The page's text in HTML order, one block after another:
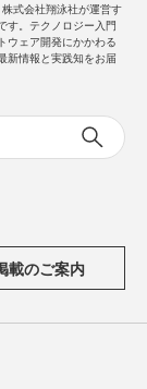
式会社翔泳社が運営す
す。テクノロジー入門
ウェア開発にかかわる
新情報と実践知をお届
載のご案内